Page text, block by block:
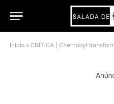
Início » CRÍTICA | Chernobyl transforma tragédia